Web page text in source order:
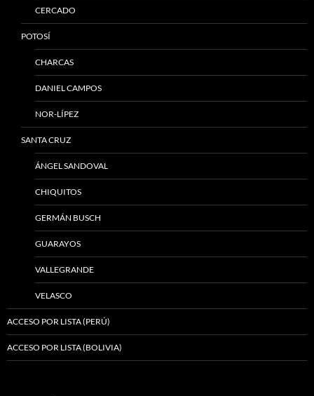
CERCADO
POTOSÍ
CHARCAS
DANIEL CAMPOS
NOR-LÍPEZ
SANTA CRUZ
ÁNGEL SANDOVAL
CHIQUITOS
GERMÁN BUSCH
GUARAYOS
VALLEGRANDE
VELASCO
ACCESO POR LISTA (PERÚ)
ACCESO POR LISTA (BOLIVIA)